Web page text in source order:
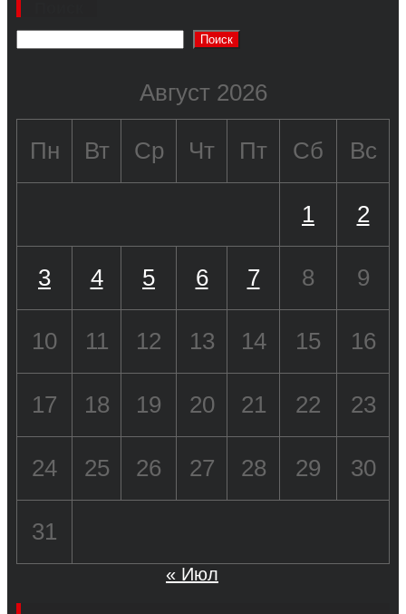
Поиск
Август 2026
Пн Вт Ср Чт Пт Сб Вс
1 2
3 4 5 6 7 8 9
10 11 12 13 14 15 16
17 18 19 20 21 22 23
24 25 26 27 28 29 30
31
« Июл